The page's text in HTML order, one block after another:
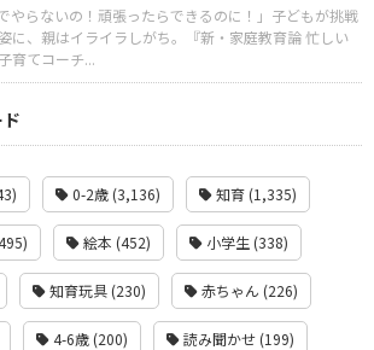
でやらないの！頑張ったらできるのに！」子どもが挑戦
に、親はイライラしがち。『新・家庭教育論 忙しい
育てコーチ...
0-2歳 (3,136) 知育 (1,335)
絵本 (452) 小学生 (338)
知育玩具 (230) 赤ちゃん (226)
4-6歳 (200) 読み聞かせ (199)